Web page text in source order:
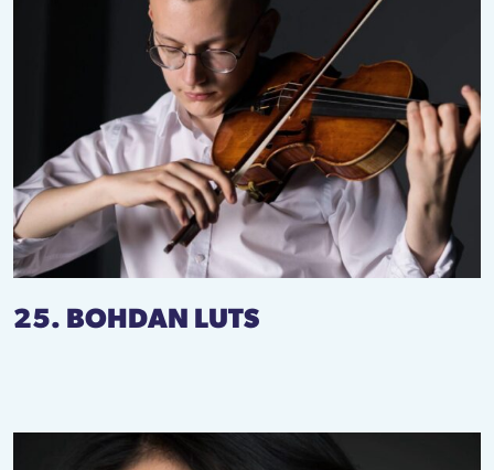
25. BOHDAN LUTS